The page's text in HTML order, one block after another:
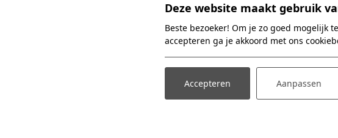
Overnachten
Zoek en boek
Accommodaties
Arrangementen
Faciliteiten
Deze website maakt gebruik
Beste bezoeker! Om je zo goed mogelijk
accepteren ga je akkoord met ons
Accepteren Aanpassen